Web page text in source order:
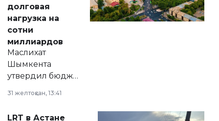
долговая
нагрузка на
сотни
миллиардов
Маслихат
Шымкента
утвердил бюджет
2028 годы.
31 желтоқсан, 13:41
LRT в Астане